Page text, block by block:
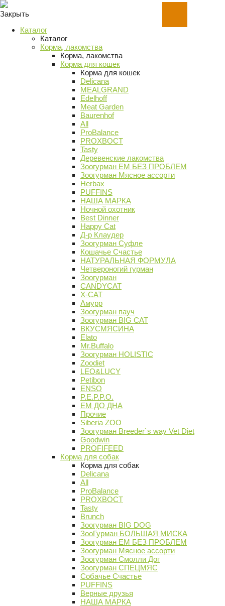
Закрыть
Каталог
Каталог
Корма, лакомства
Корма, лакомства
Корма для кошек
Корма для кошек
Delicana
MEALGRAND
Edelhoff
Meat Garden
Baurenhof
All
ProBalance
PROХВОСТ
Tasty
Деревенские лакомства
Зоогурман ЕМ БЕЗ ПРОБЛЕМ
Зоогурман Мясное ассорти
Herbax
PUFFINS
НАША МАРКА
Ночной охотник
Best Dinner
Happy Cat
Д-р Клаудер
Зоогурман Суфле
Кошачье Счастье
НАТУРАЛЬНАЯ ФОРМУЛА
Четвероногий гурман
Зоогурман
CANDYCAT
X-CAT
Амурр
Зоогурман пауч
Зоогурман BIG CAT
ВКУСМЯСИНА
Elato
Mr.Buffalo
Зоогурман HOLISTIC
Zoodiet
LEO&LUCY
Petibon
ENSO
P.E.P.P.O.
ЕМ ДО ДНА
Прочие
Siberia ZOO
Зоогурман Breeder`s way Vet Diet
Goodwin
PROFIFEED
Корма для собак
Корма для собак
Delicana
All
ProBalance
PROХВОСТ
Tasty
Brunch
Зоогурман BIG DOG
ЗооГурман БОЛЬШАЯ МИСКА
Зоогурман ЕМ БЕЗ ПРОБЛЕМ
Зоогурман Мясное ассорти
Зоогурман Смолли Дог
Зоогурман СПЕЦМЯС
Собачье Счастье
PUFFINS
Верные друзья
НАША МАРКА